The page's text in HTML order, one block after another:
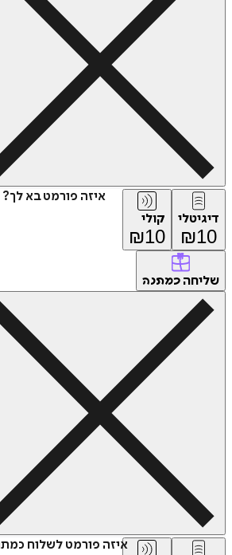
איזה פורמט בא לך?
דיגיטלי
₪10
קולי
₪10
שליחה כמתנה
איזה פורמט לשלוח